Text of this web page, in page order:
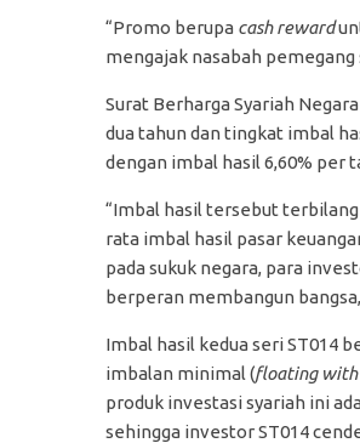
“Promo berupa cash reward
mengajak nasabah
Surat Berharga Syariah
dua tahun dan tingkat imbal
dengan imbal hasil 6,60% per
“Imbal hasil tersebut
rata imbal hasil pasar
pada sukuk negara, para
berperan membangun
Imbal hasil kedua seri ST014
imbalan minimal (floating
produk investasi syariah ini
sehingga investor ST014